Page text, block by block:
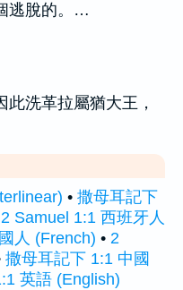
逃脫的。…
洗革拉屬猶大王，
• 撒母耳記下
2 Samuel 1:1 西班牙人
人 (French) • 2
撒母耳記下 1:1 中國
英語 (English)